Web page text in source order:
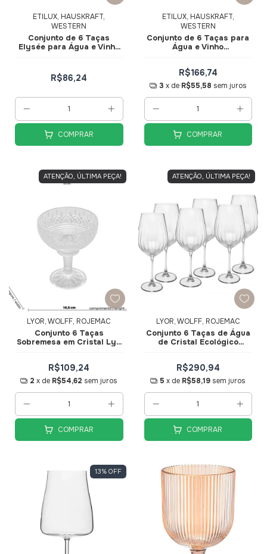
ETILUX, HAUSKRAFT,
WESTERN
Conjunto de 6 Taças
Elysée para Água e Vinho
R$86,24
COMPRAR
ETILUX, HAUSKRAFT,
WESTERN
Conjunto de 6 Taças para
Água e Vinho
TCVN010TR - Hauskraft
R$166,74
3 x de R$55,58 sem juros
COMPRAR
ATENÇÃO, ÚLTIMA PEÇA!
LYOR, WOLFF, ROJEMAC
Conjunto 6 Taças
Sobremesa em Cristal Lys
R$109,24
2 x de R$54,62 sem juros
COMPRAR
ATENÇÃO, ÚLTIMA PEÇA!
LYOR, WOLFF, ROJEMAC
Conjunto 6 Taças de Água
de Cristal Ecológico
R$290,94
5 x de R$58,19 sem juros
COMPRAR
13% OFF